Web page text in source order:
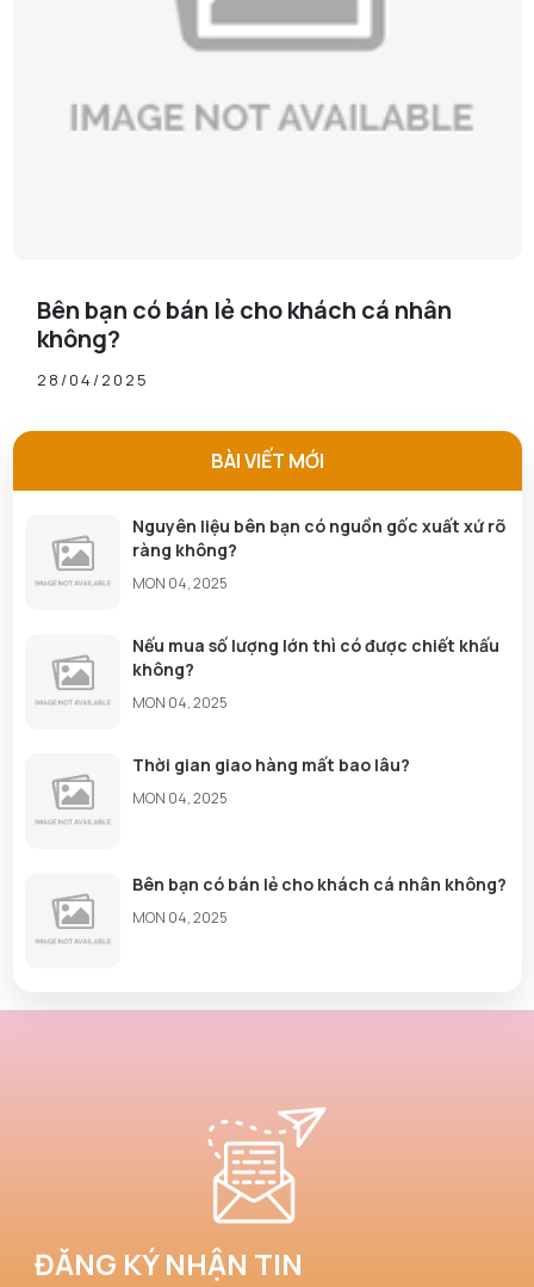
Bên bạn có bán lẻ cho khách cá nhân
không?
28/04/2025
BÀI VIẾT MỚI
Nguyên liệu bên bạn có nguồn gốc xuất xứ rõ
ràng không?
MON 04, 2025
Nếu mua số lượng lớn thì có được chiết khấu
không?
MON 04, 2025
Thời gian giao hàng mất bao lâu?
MON 04, 2025
Bên bạn có bán lẻ cho khách cá nhân không?
MON 04, 2025
ĐĂNG KÝ NHẬN TIN